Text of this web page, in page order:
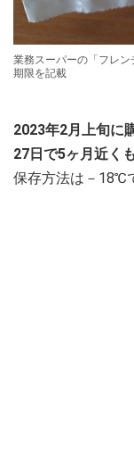
業務スーパーの「フレ
期限を記載
2023年2月上旬に
27日で5ヶ月近く
保存方法は－18℃